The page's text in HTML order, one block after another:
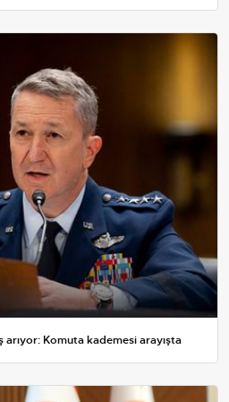
arıyor: Komuta kademesi arayışta